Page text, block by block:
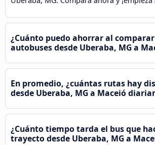
¿Cuánto puedo ahorrar al comparar
autobuses desde Uberaba, MG a
En promedio, ¿cuántas rutas hay
desde Uberaba, MG a Maceió
¿Cuánto tiempo tarda el bus que
trayecto desde Uberaba, MG a